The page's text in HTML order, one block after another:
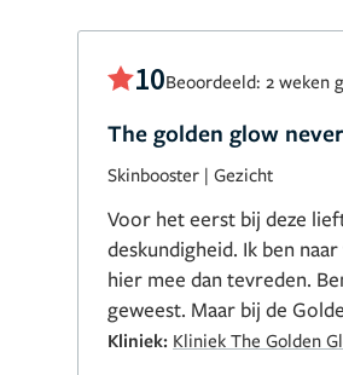
10Beoordeeld: 2 weken
The golden glow
Skinbooster | Gezicht
Voor het eerst bij deze
deskundigheid. Ik ben
hier mee dan tevreden.
geweest. Maar bij de
Kliniek: Kliniek The Golden